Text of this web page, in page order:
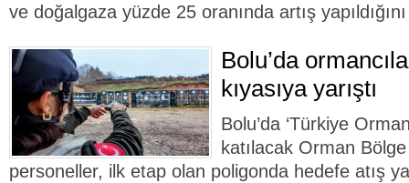
ve doğalgaza yüzde 25 oranında artış yapıldığını
Bolu’da
kıyasıya yarıştı
Bolu’da ‘Türkiye
katılacak Orman
personeller, ilk etap olan poligonda hedefe atış